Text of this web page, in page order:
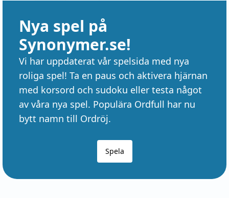
Nya spel på
Synonymer.se!
Vi har uppdaterat vår spelsida med nya
roliga spel! Ta en paus och aktivera hjärnan
med korsord och sudoku eller testa något
av våra nya spel. Populära Ordfull har nu
bytt namn till Ordröj.
Spela